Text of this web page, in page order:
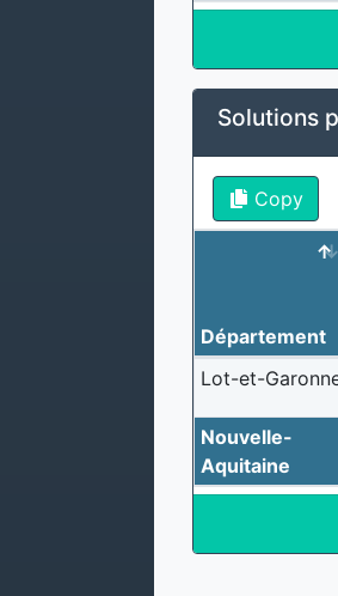
Solutions
Copy
Département
Lot-et-
Nouvelle-
Aquitaine